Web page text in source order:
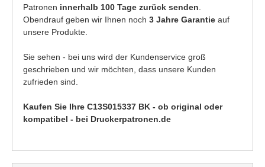
Patronen innerhalb 100 Tage zurück senden
Obendrauf geben wir Ihnen noch 3 Jahre Garantie auf
unsere Produkte.
Sie sehen - bei uns wird der Kundenservice groß
geschrieben und wir möchten, dass unsere Kunden
zufrieden sind.
Kaufen Sie Ihre C13S015337 BK - ob original oder
kompatibel - bei Druckerpatronen.de